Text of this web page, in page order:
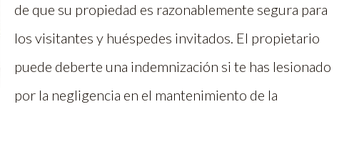
de que su propiedad es razonablemente segura para
los visitantes y huéspedes invitados. El propietario
puede deberte una indemnización si te has lesionado
por la negligencia en el mantenimiento de la